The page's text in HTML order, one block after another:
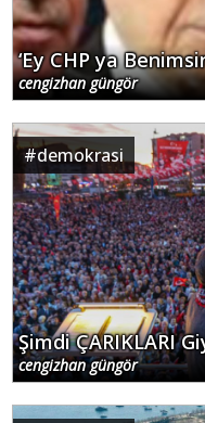
‘Ey CHP ya
cengizhan güngör
#demokrasi
Şimdi ÇARIKLARI
cengizhan güngör